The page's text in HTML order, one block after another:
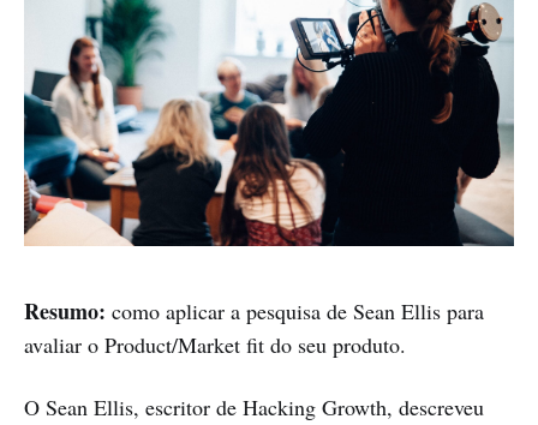
Resumo: como aplicar a pesquisa de Sean Ellis para
avaliar o Product/Market fit do seu produto.
O Sean Ellis, escritor de Hacking Growth, descreveu